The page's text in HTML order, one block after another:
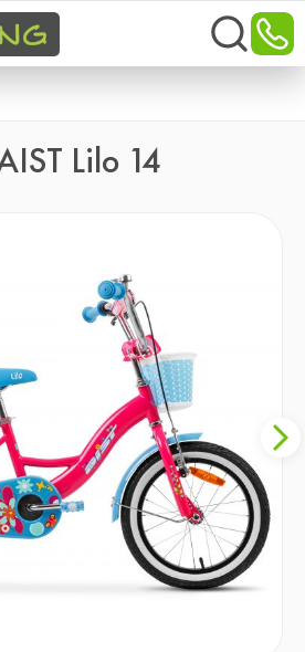
Lilo 14